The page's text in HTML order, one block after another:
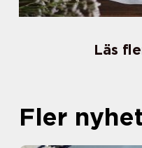
Läs
Fler